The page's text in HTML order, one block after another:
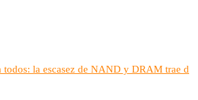
la escasez de NAND y DRAM trae d